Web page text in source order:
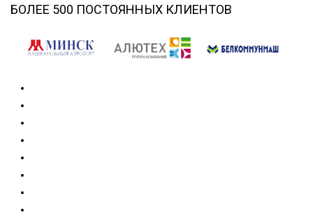
БОЛЕЕ 500 ПОСТОЯННЫХ КЛИЕНТОВ